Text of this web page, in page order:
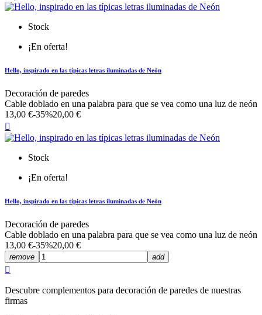
Stock
¡En oferta!
Hello, inspirado en las típicas letras iluminadas de Neón
Decoración de paredes
Cable doblado en una palabra para que se vea como una luz de neón
13,00 €-35%20,00 €

Stock
¡En oferta!
Hello, inspirado en las típicas letras iluminadas de Neón
Decoración de paredes
Cable doblado en una palabra para que se vea como una luz de neón
13,00 €-35%20,00 €
remove add

Descubre complementos para decoración de paredes de nuestras
firmas